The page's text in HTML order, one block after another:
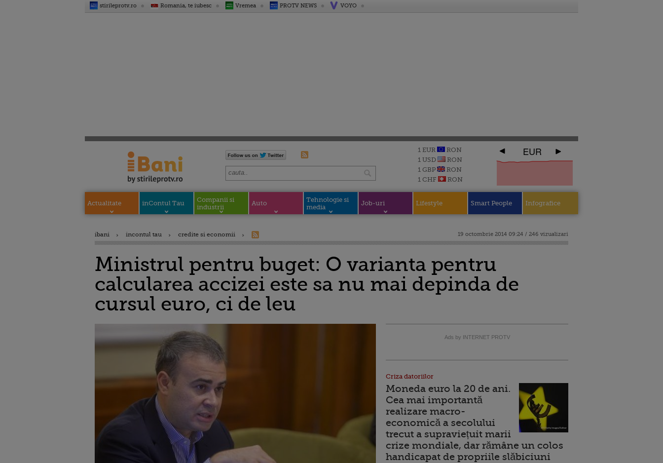
stirileprotv.ro Romania, te iubesc Vremea PROTV NEWS VOYO
1 EUR
RON
1 USD
RON
1 GBP
RON
1 CHF
RON
EUR
Actualitate inContul Tau
Companii si
industrii
Auto
Tehnologie si
media
Job-uri Lifestyle Smart People Infografice
ibani incontul tau credite si economii 19 octombrie 2014 09:24 / 246 vizualizari
Ministrul pentru buget: O varianta pentru
calcularea accizei este sa nu mai depinda de
cursul euro, ci de leu
Ads by INTERNET PROTV
Criza datoriilor
Moneda euro la 20 de ani.
Cea mai importantă
realizare macro-
economică a secolului
trecut a supraviețuit marii
crize mondiale, dar rămâne un colos
handicapat de propriile slăbiciuni